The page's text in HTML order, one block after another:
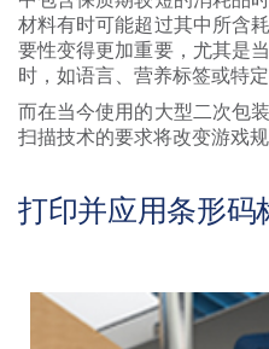
材料有时可能超过其中所含
要性变得更加重要，尤其是
时，如语言、营养标签或特定
而在当今使用的大型二次包
扫描技术的要求将改变游戏规
打印并应用条形码